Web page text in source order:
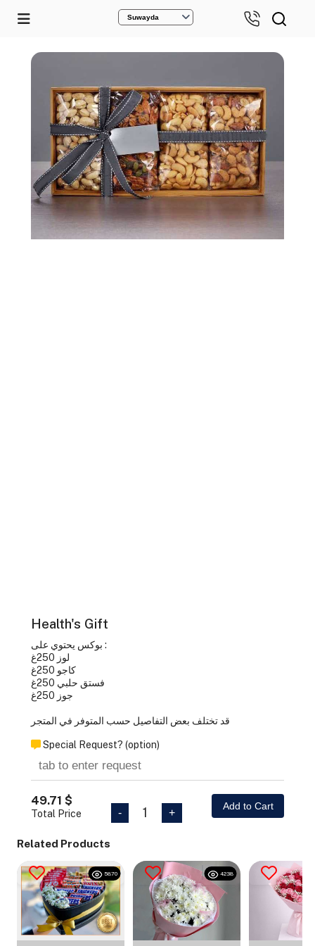
Suwayda
Health's Gift
بوكس يحتوي على :
لوز 250غ
كاجو 250غ
فستق حلبي 250غ
جوز 250غ
قد تختلف بعض التفاصيل حسب المتوفر في المتجر
Special Request? (option)
49.71 $
Total Price - 1 +
Add to Cart
Related Products
5870 4238